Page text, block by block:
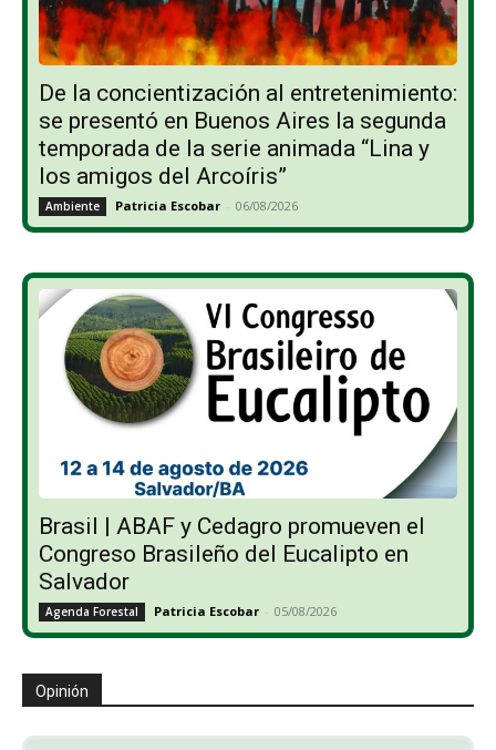
De la concientización al entretenimiento:
se presentó en Buenos Aires la segunda
temporada de la serie animada “Lina y
los amigos del Arcoíris”
Ambiente Patricia Escobar - 06/08/2026
Brasil | ABAF y Cedagro promueven el
Congreso Brasileño del Eucalipto en
Salvador
Agenda Forestal Patricia Escobar - 05/08/2026
Opinión